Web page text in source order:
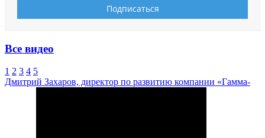
Все видео
1 2 3 4 5
Дмитрий Захаров, директор по развитию компании «Гамма-